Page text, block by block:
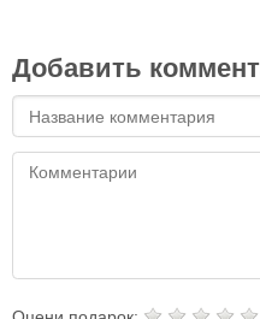
Добавить